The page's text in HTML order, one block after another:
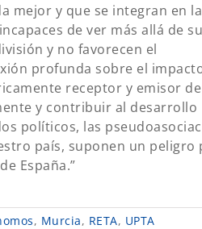
mejor y que se integran en la
de ver más allá de su
y no favorecen el
profunda sobre el
receptor y emisor de
y contribuir al desarrollo
políticos, las
país, suponen un peligro
España.”
, Murcia, RETA, UPTA